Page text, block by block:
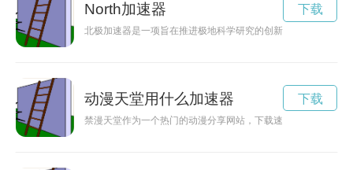
North加速器
北极加速器是一项旨在推进极地科学研究的创新合作计划，致
下载
动漫天堂用什么加速器
禁漫天堂作为一个热门的动漫分享网站，下载速度常常受限。
下载